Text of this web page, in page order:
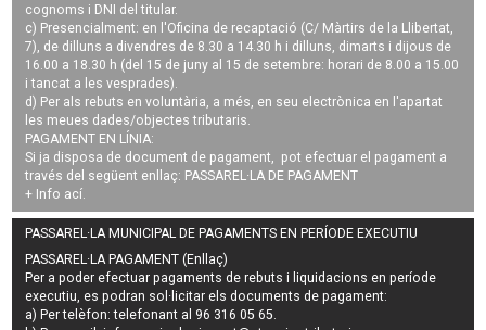
cognoms i DNI del titular.
c) Presencialment: en l'Oficina de recaptació (C/ Màrtirs de la Llibertat,
7), de dilluns a divendres de 8.30 a 14.30 h i dilluns, dimarts i dijous de
16.00 a 18.30 h (del 15 de juny al 15 de setembre: horari de 8.00 a 15.00
i tancat a les vesprades).
d) Per als rebuts en voluntària, a més, en seu electrònica en l'apartat
les meues dades/objectes tributaris.
PAGAMENT EN LÍNIA:
Si ja disposa de document de pagament, pot efectuar el pagament a
través del següent enllaç: PASSAREL·LA DE PAGAMENT
+ Info ací
PASSAREL·LA MUNICIPAL DE PAGAMENTS EN PERÍODE EXECUTIU
PASSAREL·LA PAGAMENT (Enllaç)
Per a poder efectuar pagaments derebuts i liquidacions en període
executiu, es podran sol·licitar els documents de pagament:
a) Per telèfon: telefonant al 96 316 05 65.